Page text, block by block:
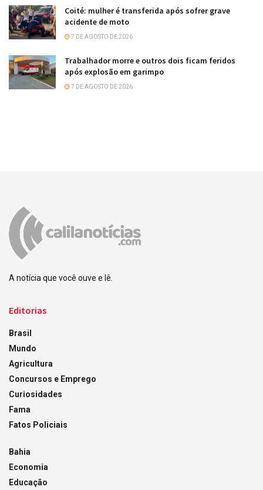
Coité: mulher é transferida após sofrer grave
acidente de moto
7 DE AGOSTO DE 2026
Trabalhador morre e outros dois ficam feridos
após explosão em garimpo
7 DE AGOSTO DE 2026
A notícia que você ouve e lê.
Editorias
Brasil
Mundo
Agricultura
Concursos e Emprego
Curiosidades
Fama
Fatos Policiais
Bahia
Economia
Educação